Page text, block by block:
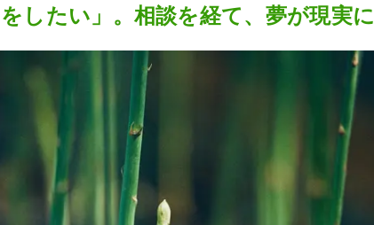
をしたい」。相談を経て、夢が現実に